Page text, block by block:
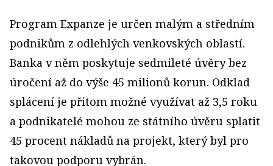
Program Expanze je určen malým a středním
podnikům z odlehlých venkovských oblastí.
Banka v něm poskytuje sedmileté úvěry bez
úročení až do výše 45 milionů korun. Odklad
splácení je přitom možné využívat až 3,5 roku
a podnikatelé mohou ze státního úvěru splatit
45 procent nákladů na projekt, který byl pro
takovou podporu vybrán.